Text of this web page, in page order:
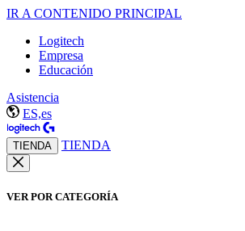
IR A CONTENIDO PRINCIPAL
Logitech
Empresa
Educación
Asistencia
ES,es
TIENDA TIENDA
VER POR CATEGORÍA